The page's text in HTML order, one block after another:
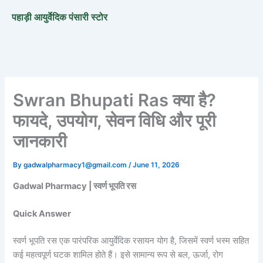
पहाड़ी आयुर्वेदिक पंसारी स्टोर
Swran Bhupati Ras क्या है?
फायदे, उपयोग, सेवन विधि और पूरी
जानकारी
Bygadwalpharmacy1@gmail.com/June 11, 2026
Gadwal Pharmacy | स्वर्ण भूपति रस
Quick Answer
स्वर्ण भूपति रस एक पारंपरिक आयुर्वेदिक रसायन योग है, जिसमें स्वर्ण भस्म सहित
कई महत्वपूर्ण घटक शामिल होते हैं। इसे सामान्य रूप से बल, ऊर्जा, रोग